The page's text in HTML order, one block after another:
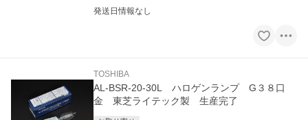
発送日情報なし
TOSHIBA
AL-BSR-20-30L ハロゲンランプ G３８口
金 東芝ライテック製 生産完了